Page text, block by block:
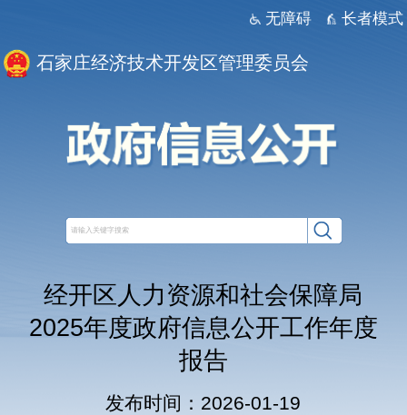
无障碍 长者模式
石家庄经济技术开发区管理委员会
经开区人力资源和社会保障局
2025年度政府信息公开工作年度
报告
发布时间：2026-01-19